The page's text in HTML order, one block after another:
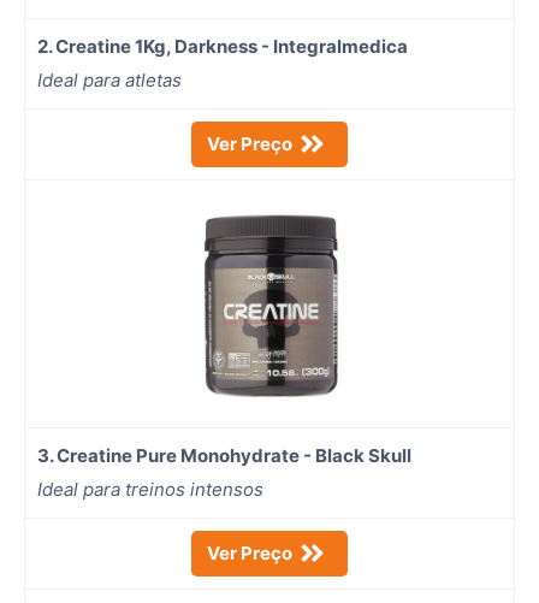
2. Creatine 1Kg, Darkness - Integralmedica
Ideal para atletas
Ver Preço
3. Creatine Pure Monohydrate - Black Skull
Ideal para treinos intensos
Ver Preço